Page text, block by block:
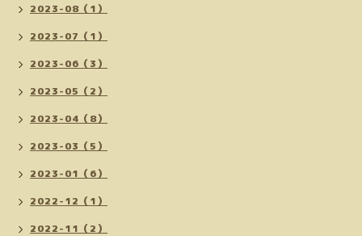
2023-08（1）
2023-07（1）
2023-06（3）
2023-05（2）
2023-04（8）
2023-03（5）
2023-01（6）
2022-12（1）
2022-11（2）